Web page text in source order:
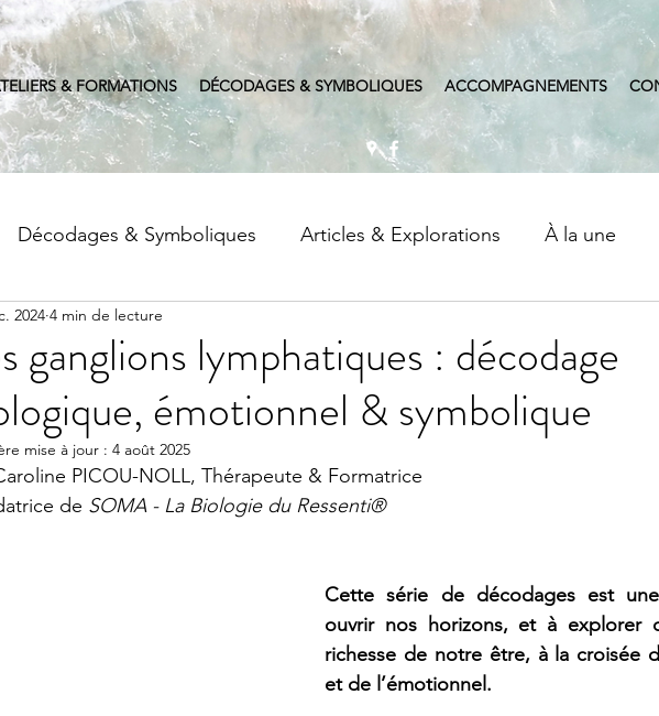
& FORMATIONS DÉCODAGES & SYMBOLIQUES ACCOMPAGNEMENTS
Décodages & Symboliques Articles & Explorations À la une
Ateliers Dossiers Symptômes & Sens
ganglions lymphatiques : décodage
émotionnel & symbolique
2024 4 min de lecture
mise à jour : 4 août 2025
PICOU-NOLL, Thérapeute & Formatrice
de SOMA - La Biologie du Ressenti®
Cette série de décodages est
ouvrir nos horizons, et à explorer
richesse de notre être, à la croisée
et de l’émotionnel.